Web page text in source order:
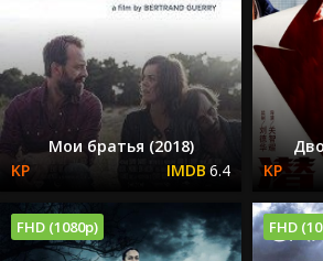
Мои братья (2018)
6.4
FHD (1080p) FHD